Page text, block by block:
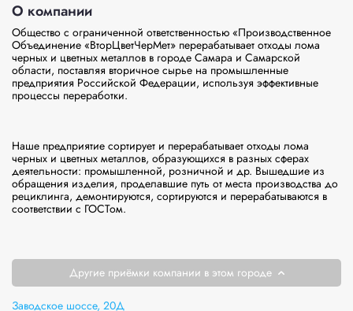
О компании
Общество с ограниченной ответственностью «Производственное
Объединение «ВторЦветЧерМет» перерабатывает отходы лома
черных и цветных металлов в городе Самара и Самарской
области, поставляя вторичное сырье на промышленные
предприятия Российской Федерации, используя эффективные
процессы переработки.
Наше предприятие сортирует и перерабатывает отходы лома
черных и цветных металлов, образующихся в разных сферах
деятельности: промышленной, розничной и др. Вышедшие из
обращения изделия, проделавшие путь от места производства до
рециклинга, демонтируются, сортируются и перерабатываются в
соответствии с ГОСТом.
Другие приёмки компании в этом городе
Заводское шоссе, 20Д